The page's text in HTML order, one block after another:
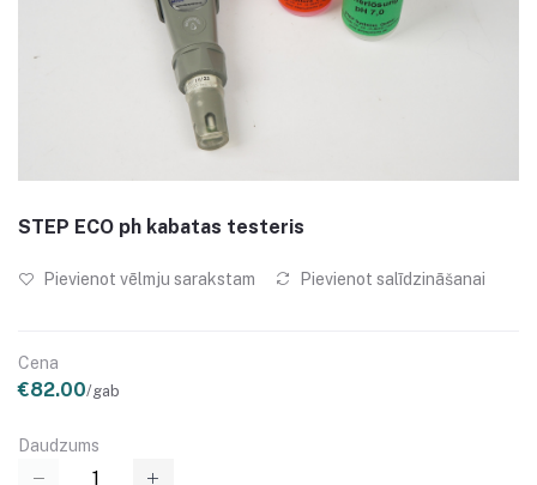
STEP ECO ph kabatas testeris
Pievienot vēlmju sarakstam Pievienot salīdzināšanai
Cena
€82.00/gab
Daudzums